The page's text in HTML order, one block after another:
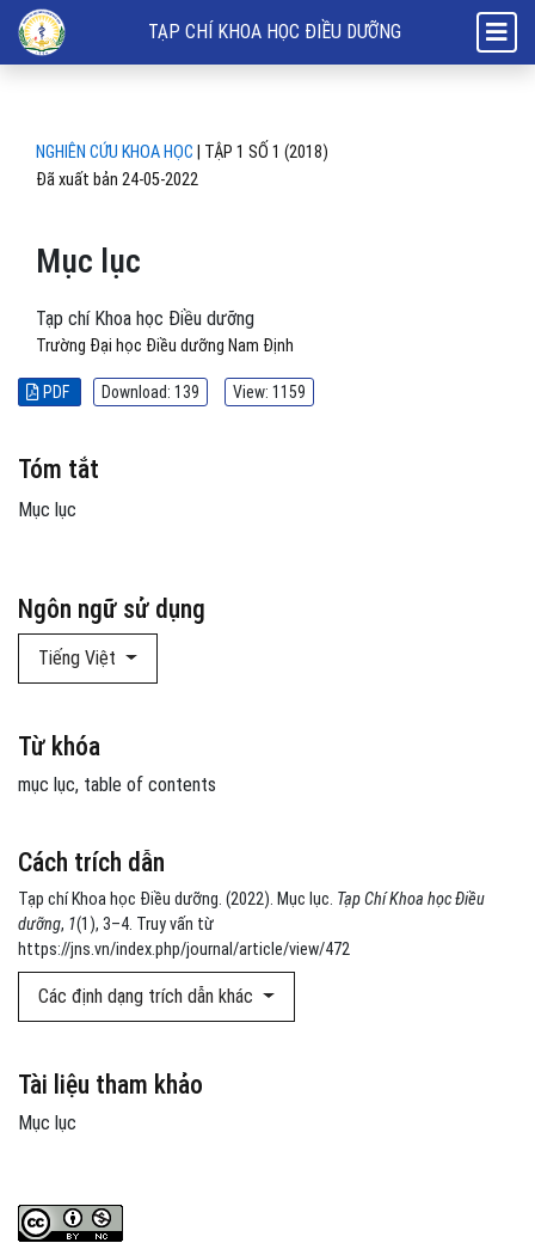
Mục lục
TẠP CHÍ KHOA HỌC ĐIỀU DƯỠNG
NGHIÊN CỨU KHOA HỌC TẬP 1 SỐ 1 (2018)
Mục lục
Đã xuất bản 24-05-2022
Tạp chí Khoa học Điều dưỡng
Trường Đại học Điều dưỡng Nam Định
PDF Download: 139 View: 1159
Ngôn ngữ sử dụng
Tiếng Việt
Cách trích dẫn
Tạp chí Khoa học Điều dưỡng. (2022). Mục lục. Tạp Chí Khoa học Điều
dưỡng, 1(1), 3–4. Truy vấn từ
https://jns.vn/index.php/journal/article/view/472
Các định dạng trích dẫn khác
Tóm tắt
Mục lục
Từ khóa
mục lục table of contents
Tài liệu tham khảo
Mục lục